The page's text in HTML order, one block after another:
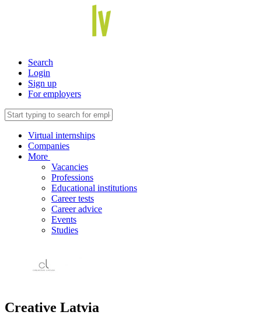
Search
Login
Sign up
For employers
Virtual internships
Companies
More
Vacancies
Professions
Educational institutions
Career tests
Career advice
Events
Studies
Creative Latvia